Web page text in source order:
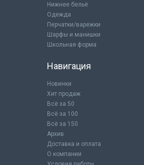
Нижнее бельё
Одежда
Перчатки/варежки
Шарфы и манишки
Школьная форма
Навигация
Новинки
Хит продаж
Всё за 50
Всё за 100
Всё за 150
Архив
Доставка и оплата
О компании